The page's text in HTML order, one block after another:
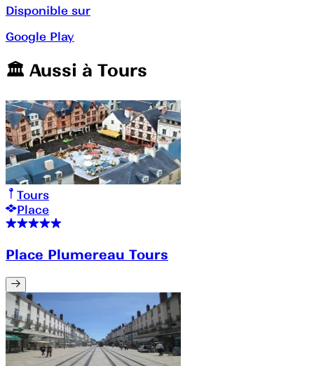
Disponible sur
Google Play
🏛️️ Aussi à Tours
Tours
Place
Place Plumereau Tours